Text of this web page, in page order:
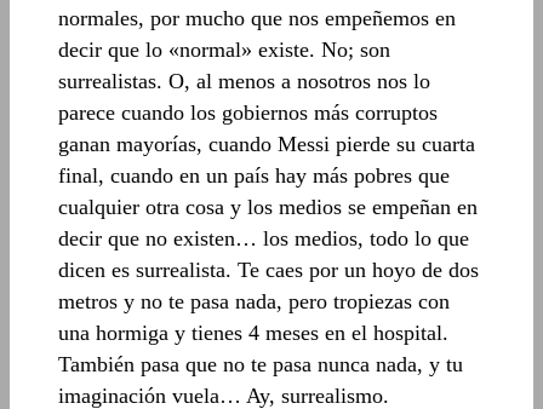
normales, por mucho que nos empeñemos en
decir que lo «normal» existe. No; son
surrealistas. O, al menos a nosotros nos lo
parece cuando los gobiernos más corruptos
ganan mayorías, cuando Messi pierde su cuarta
final, cuando en un país hay más pobres que
cualquier otra cosa y los medios se empeñan en
decir que no existen… los medios, todo lo que
dicen es surrealista. Te caes por un hoyo de dos
metros y no te pasa nada, pero tropiezas con
una hormiga y tienes 4 meses en el hospital.
También pasa que no te pasa nunca nada, y tu
imaginación vuela… Ay, surrealismo.